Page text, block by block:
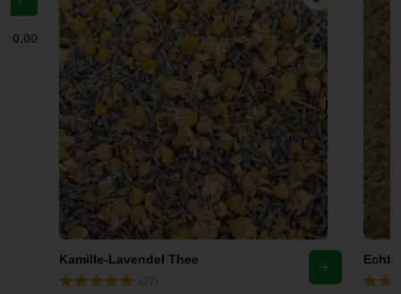
€ 0,00
Kamille-Lavendel Thee